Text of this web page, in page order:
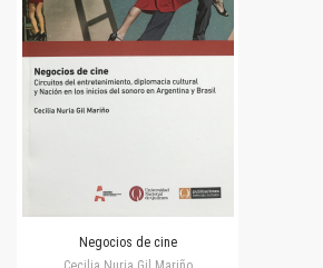
Negocios de cine